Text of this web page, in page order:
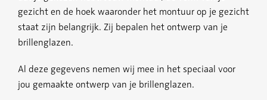
gezicht en de hoek waaronder het montuur op je gezicht
staat zijn belangrijk. Zij bepalen het ontwerp van je
brillenglazen.
Al deze gegevens nemen wij mee in het speciaal voor
jou gemaakte ontwerp van je brillenglazen.